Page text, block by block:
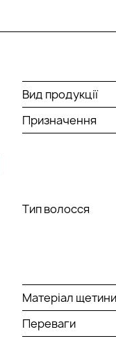
Вид продукції
Призначення
Тип волосся
Матеріал щетини
Переваги